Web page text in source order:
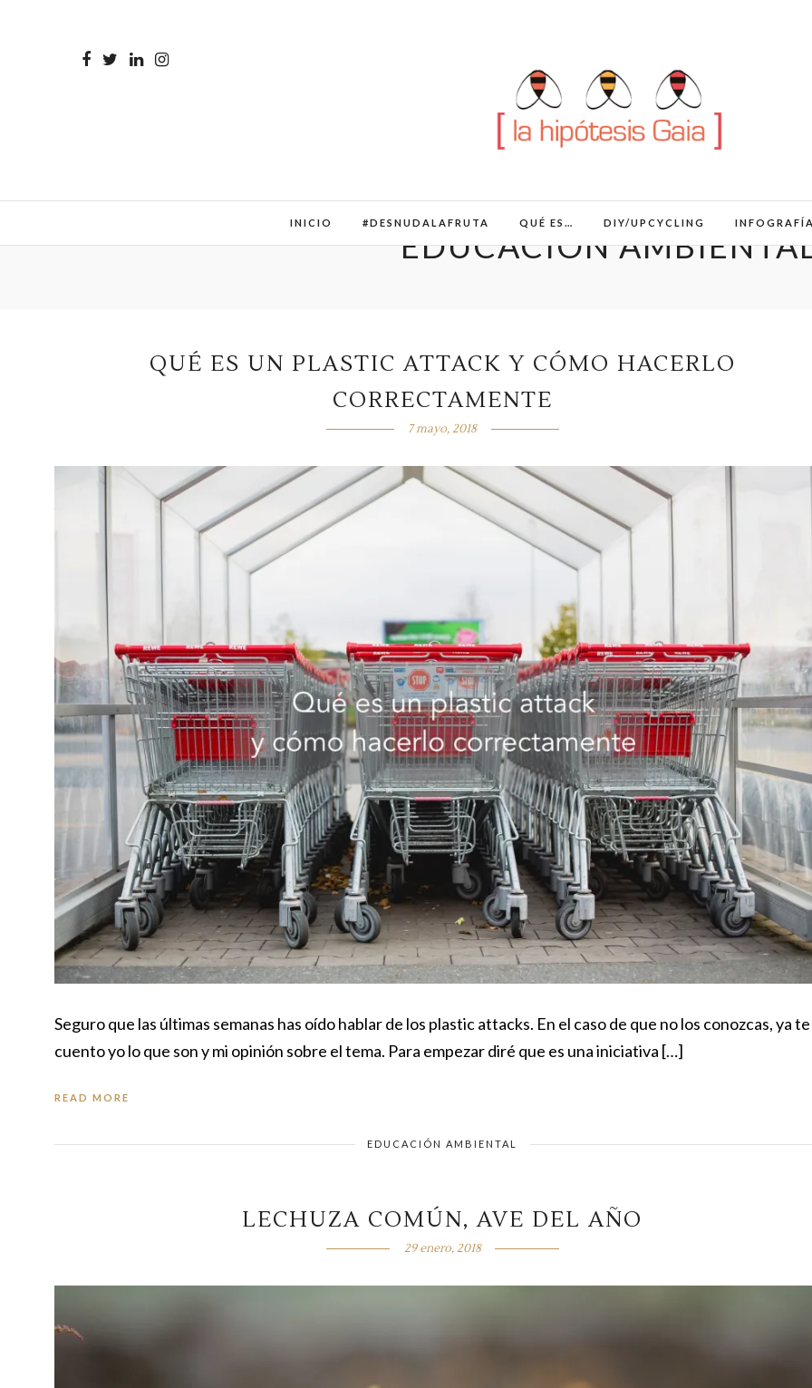
INICIO #DESNUDALAFRUTA QUÉ ES… DIY/UPCYCLING
EDUCACIÓN
QUÉ ES UN PLASTIC ATTACK Y CÓMO HACERLO
CORRECTAMENTE
7 mayo, 2018
Seguro que las últimas semanas has oído hablar de los plastic attacks. En el caso de que no los conozcas, ya te
cuento yo lo que son y mi opinión sobre el tema. Para empezar diré que es una iniciativa […]
READ MORE
EDUCACIÓN AMBIENTAL
LECHUZA COMÚN, AVE DEL AÑO
29 enero, 2018